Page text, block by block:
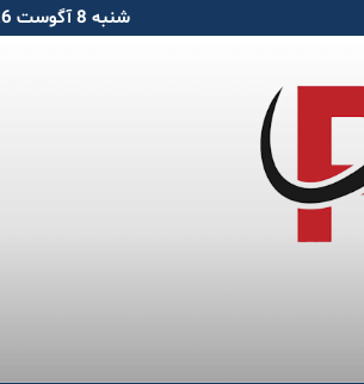
شنبه 8 آگوست 2026